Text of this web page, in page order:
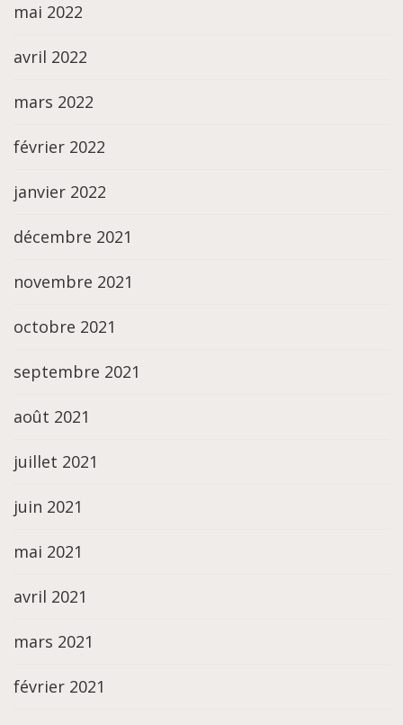
mai 2022
avril 2022
mars 2022
février 2022
janvier 2022
décembre 2021
novembre 2021
octobre 2021
septembre 2021
août 2021
juillet 2021
juin 2021
mai 2021
avril 2021
mars 2021
février 2021